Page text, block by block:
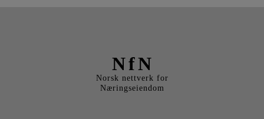
NfN
Norsk nettverk for
Næringseiendom